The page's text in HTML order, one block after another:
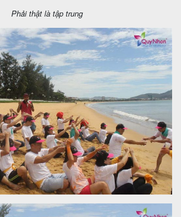
Phải thật là tập trung